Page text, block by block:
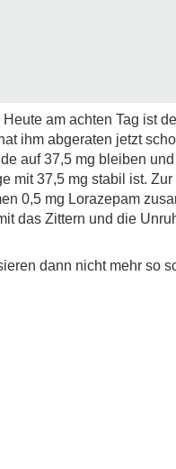
am achten Tag ist
ihm abgeraten jetzt
auf 37,5 mg bleiben
mit 37,5 mg stabil ist. Zur
0,5 mg Lorazepam
das Zittern und die
dann nicht mehr so